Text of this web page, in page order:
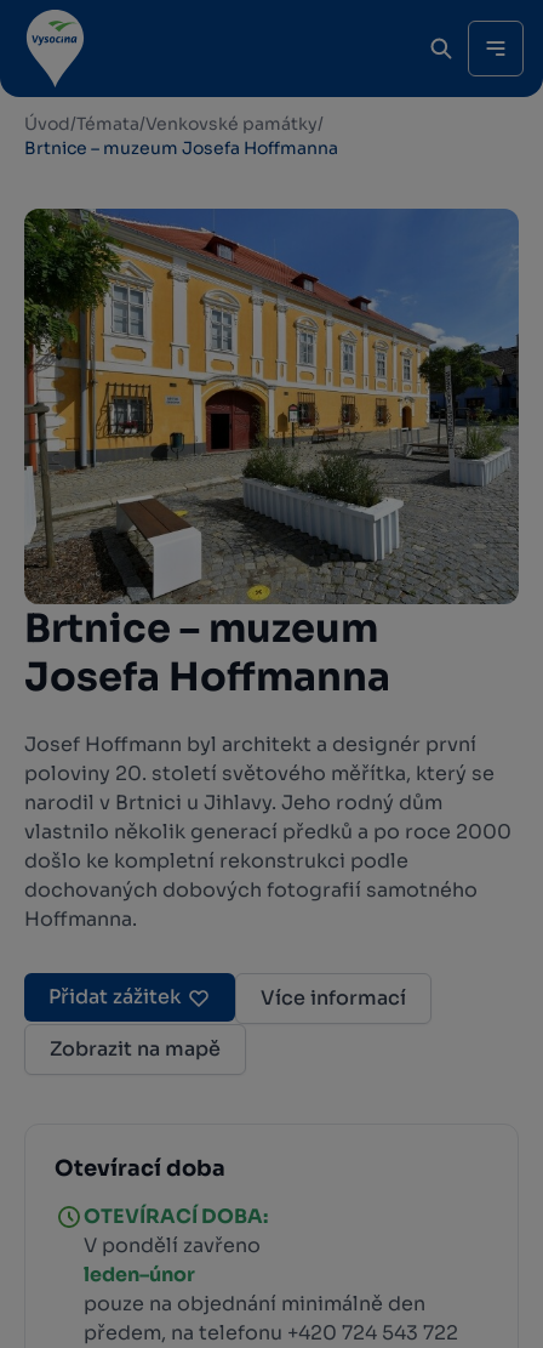
Úvod/Témata/Venkovské památky/
Brtnice – muzeum Josefa Hoffmanna
Brtnice – muzeum
Josefa Hoffmanna
Josef Hoffmann byl architekt a designér první
poloviny 20. století světového měřítka, který se
narodil v Brtnici u Jihlavy. Jeho rodný dům
vlastnilo několik generací předků a po roce 2000
došlo ke kompletní rekonstrukci podle
dochovaných dobových fotografií samotného
Hoffmanna.
Přidat zážitek
Více informací
Zobrazit na mapě
Otevírací doba
OTEVÍRACÍ DOBA:
V pondělí zavřeno
leden–únor
pouze na objednání minimálně den
předem, na telefonu +420 724 543 722